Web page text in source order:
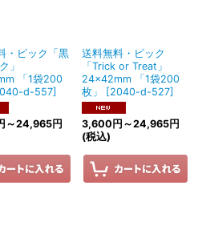
・ピック「黒
」
「1袋200
d-557]
～24,965円
送料無料・ピック
「Trick or Treat」
24×42mm 「1袋200
枚」
[2040-d-527]
3,600 円 ～24,965円
(税込)